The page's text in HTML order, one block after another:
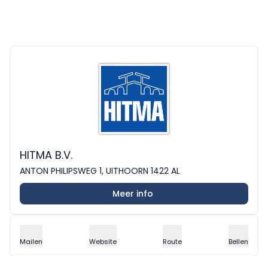
HITMA B.V.
ANTON PHILIPSWEG 1, UITHOORN 1422 AL
Meer info
Mailen Website Route Bellen